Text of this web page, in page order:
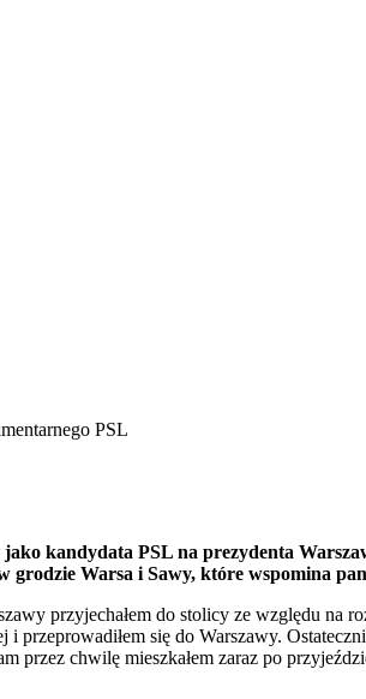
PSL
kandydata PSL na prezydenta
Warsa i Sawy, które wspomina pan
przyjechałem do stolicy ze względu na
się do Warszawy.
przez chwilę mieszkałem zaraz po